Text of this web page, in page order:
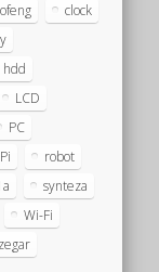
clock
hdd
LCD
PC
robot
synteza
Wi-Fi
zegar